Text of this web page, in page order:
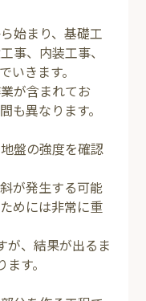
始まり、基礎工
事、内装工事、
いきます。
が含まれてお
も異なります。
盤の強度を確認
が発生する可能
めには非常に重
が、結果が出るま
す。